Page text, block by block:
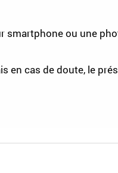
smartphone ou une
en cas de doute, le